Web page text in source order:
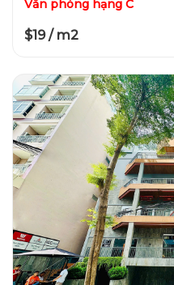
Văn phòng hạng C
$19 / m2